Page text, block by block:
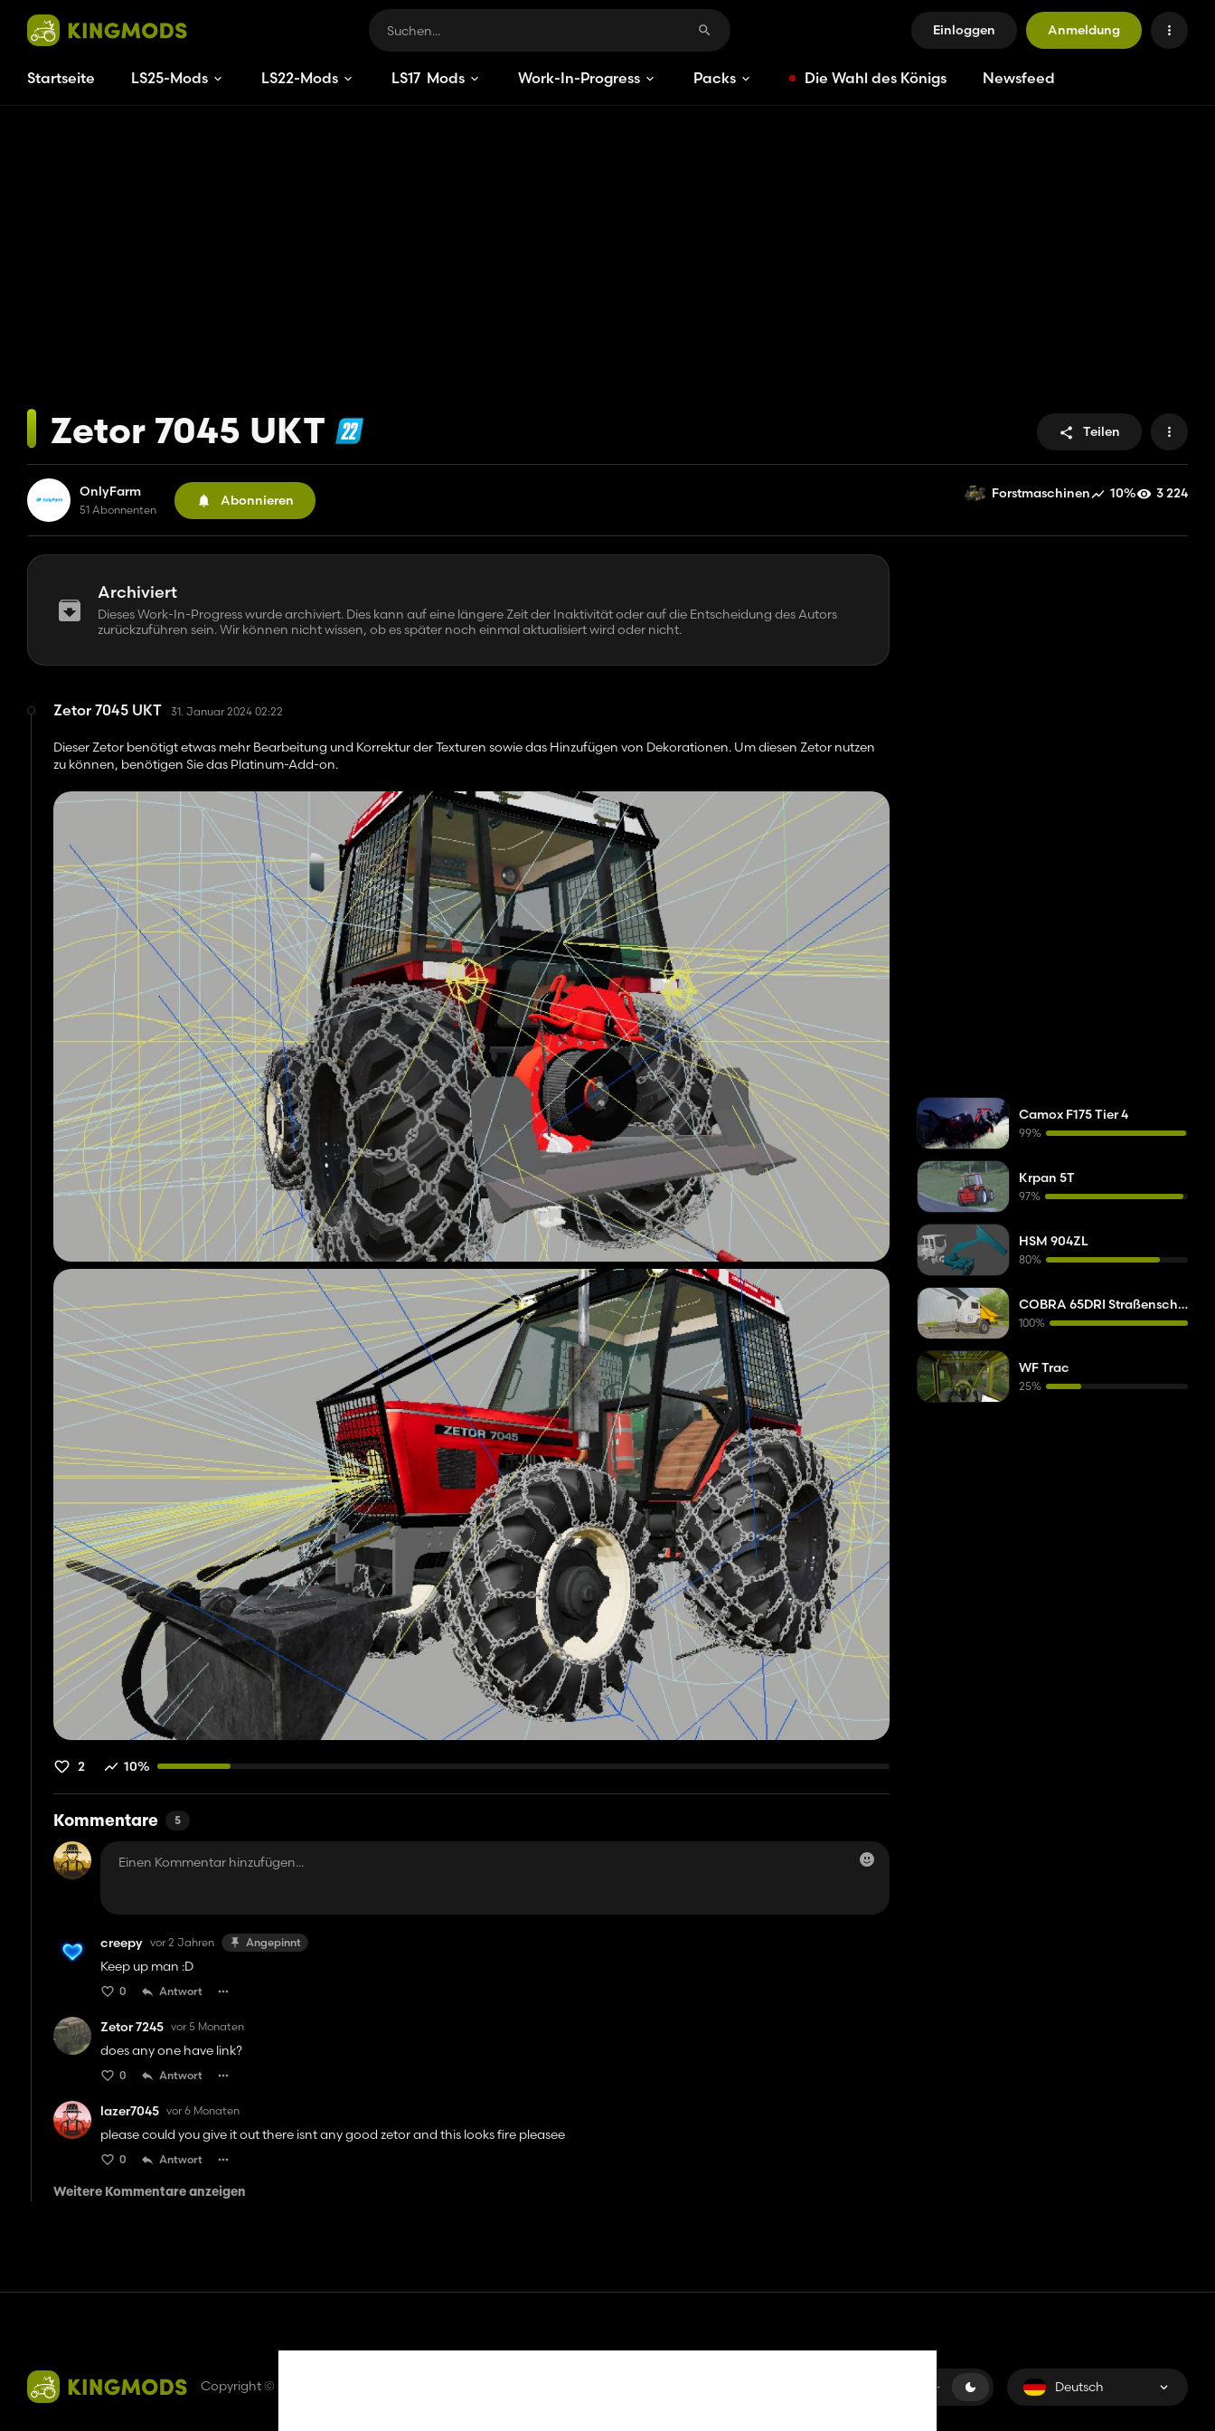
Einloggen Anmeldung
Startseite LS25-Mods LS22-Mods LS17 Mods Work-In-Progress Packs Die Wahl des Königs Newsfeed
Zetor 7045 UKT Teilen
OnlyFarm
51 Abonnenten
Abonnieren Forstmaschinen 10% 3 224
Archiviert
Dieses Work-In-Progress wurde archiviert. Dies kann auf eine längere Zeit der Inaktivität oder auf die Entscheidung des Autors
zurückzuführen sein. Wir können nicht wissen, ob es später noch einmal aktualisiert wird oder nicht.
Zetor 7045 UKT 31. Januar 2024 02:22
Dieser Zetor benötigt etwas mehr Bearbeitung und Korrektur der Texturen sowie das Hinzufügen von Dekorationen. Um diesen Zetor nutzen
zu können, benötigen Sie das Platinum-Add-on.
2 10%
Kommentare 5
creepy vor 2 Jahren Angepinnt
Keep up man :D
0 Antwort
Zetor 7245 vor 5 Monaten
does any one have link?
0 Antwort
lazer7045 vor 6 Monaten
please could you give it out there isnt any good zetor and this looks fire pleasee
0 Antwort
Weitere Kommentare anzeigen
Camox F175 Tier 4
99%
Krpan 5T
97%
HSM 904ZL
80%
COBRA 65DRI Straßenschleifer
100%
WF Trac
25%
Copyright © 2018-2026 Deutsch